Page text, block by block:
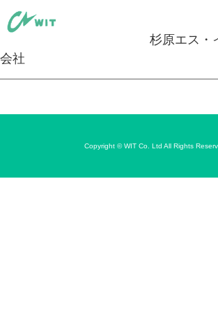
杉原エス・
会社
Copyright © WIT Co. Ltd All Rights